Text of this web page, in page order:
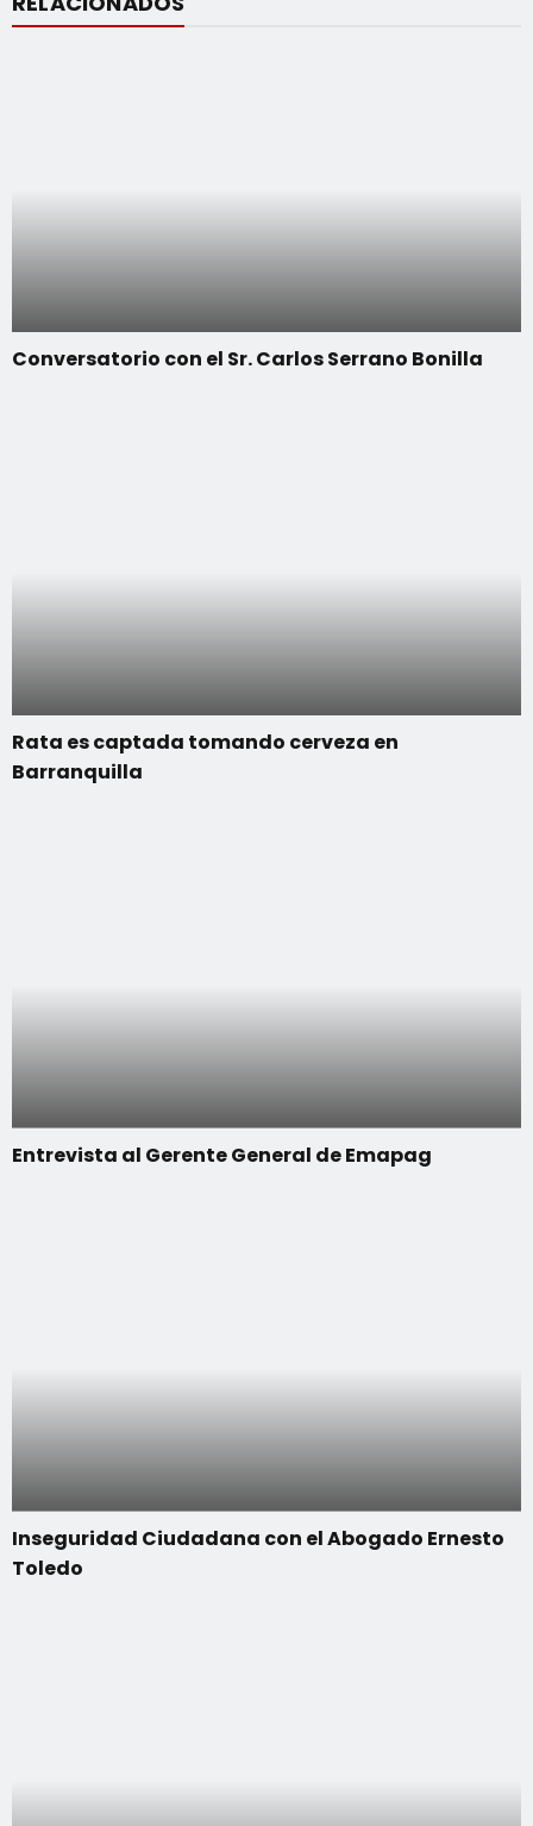
Conversatorio con el Sr. Carlos Serrano Bonilla
Rata es captada tomando cerveza en
Barranquilla
Entrevista al Gerente General de Emapag
Inseguridad Ciudadana con el Abogado Ernesto
Toledo